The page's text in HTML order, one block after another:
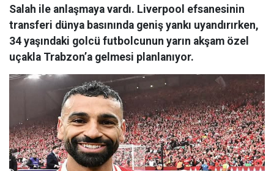
Salah ile anlaşmaya vardı. Liverpool efsanesinin
transferi dünya basınında geniş yankı uyandırırken,
34 yaşındaki golcü futbolcunun yarın akşam özel
uçakla Trabzon’a gelmesi planlanıyor.